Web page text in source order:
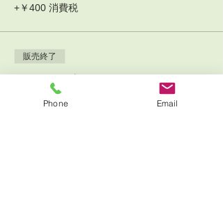
+￥400 消費税
販売終了
一般の方用：午後の部参加チケ
Phone Email